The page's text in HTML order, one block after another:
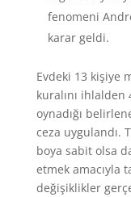
fenomeni
karar geldi.
Evdeki 13 kişiye
kuralını
oynadığı
ceza uygulandı.
boya sabit olsa
etmek amacıyla
değişiklikler